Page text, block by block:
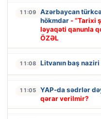
11:09
Azərbaycan
hökmdar - “Tarixi
ləyaqəti qanunla
ÖZƏL
11:08 Litvanın baş
11:05 YAP-da sədrlər
qərar verilmir?